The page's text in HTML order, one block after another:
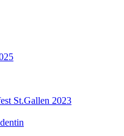
St.Gallen 2023